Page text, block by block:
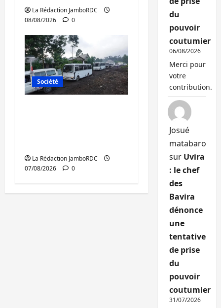
La Rédaction JamboRDC
08/08/2026
0
Société
La Rédaction JamboRDC
07/08/2026
0
du
pouvoir
coutumier
06/08/2026
Merci pour
votre
contribution.
Josué
matabaro
sur Uvira
: le chef
des
Bavira
dénonce
une
tentative
de prise
du
pouvoir
coutumier
31/07/2026